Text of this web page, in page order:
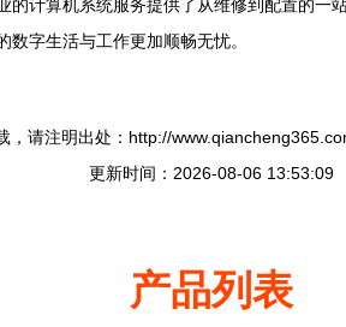
计算机系统服务提供了从维修到配置的
字生活与工作更加顺畅无忧。
，请注明出处：http://
更新时间：2026-08-06 13:53:09
产品列表